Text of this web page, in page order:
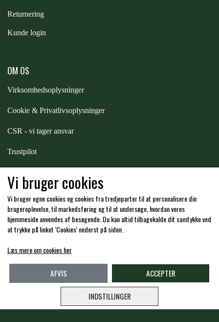
STAR TACK
TIMER GPS
TKO
WALDHAUSEN
WALSH
Returnering
Kunde login
OM OS
Virksomhedsoplysninger
Cookie & Privatlivsoplysninger
CSR - vi tager ansvar
Trustpilot
Hos os kan du betale med:
Vi bruger cookies
Vi bruger egne cookies og cookies fra tredjeparter til at personalisere din
brugeroplevelse, til markedsføring og til at undersøge, hvordan vores
hjemmeside anvendes af besøgende. Du kan altid tilbagekalde dit samtykke ved
at trykke på linket 'Cookies' nederst på siden.
Læs mere om cookies her
INDSTILLINGER
AFVIS ACCEPTER